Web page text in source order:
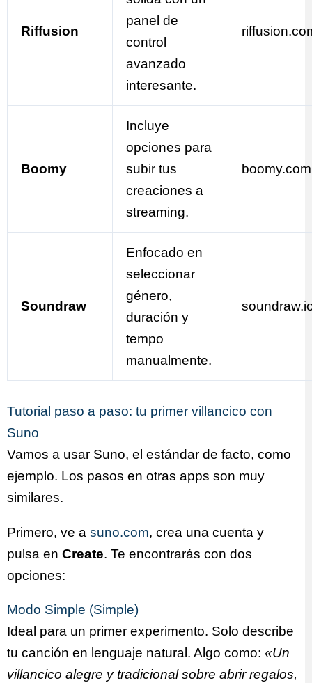
Riffusion
panel de
control
avanzado
interesante.
Boomy
Incluye
opciones para
subir tus
creaciones a
streaming.
boomy.com
Soundraw
Enfocado en
seleccionar
género,
duración y
tempo
manualmente.
Tutorial paso a paso: tu primer villancico con
Suno
Vamos a usar Suno, el estándar de facto, como
ejemplo. Los pasos en otras apps son muy
similares.
Primero, ve a suno.com, crea una cuenta y
pulsa en Create. Te encontrarás con dos
opciones:
Modo Simple (Simple)
Ideal para un primer experimento. Solo describe
tu canción en lenguaje natural. Algo como: «Un
villancico alegre y tradicional sobre abrir regalos,